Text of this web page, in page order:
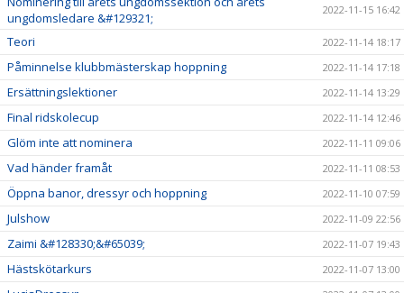
ungdomsledare &#129321;
2022-11-15 16:42
Teori 2022-11-14 18:17
Påminnelse klubbmästerskap hoppning 2022-11-14 17:18
Ersättningslektioner 2022-11-14 13:29
Final ridskolecup 2022-11-14 12:46
Glöm inte att nominera 2022-11-11 09:06
Vad händer framåt 2022-11-11 08:53
Öppna banor, dressyr och hoppning 2022-11-10 07:59
Julshow 2022-11-09 22:56
Zaimi &#128330;&#65039; 2022-11-07 19:43
Hästskötarkurs 2022-11-07 13:00